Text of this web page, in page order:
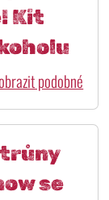
Kit
podobné
trůny
se